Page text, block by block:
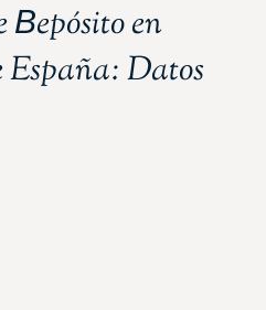
Вepósito en
España: Datos